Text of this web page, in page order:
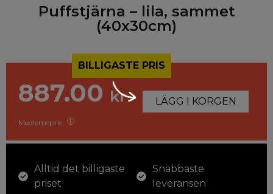
Puffstjärna – lila, sammet
(40x30cm)
BILLIGASTE PRIS
887.00 kr
Medlemspris
LÄGG I KORGEN
Alltid det billigaste
priset
Snabbaste
leveransen